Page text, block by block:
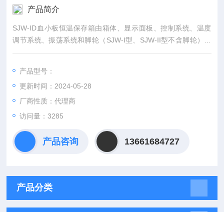
产品简介
SJW-ID血小板恒温保存箱由箱体、显示面板、控制系统、温度
调节系统、振荡系统和脚轮（SJW-I型、SJW-II型不含脚轮）组
成。
产品型号：
更新时间：2024-05-28
厂商性质：代理商
访问量：3285
产品咨询 13661684727
产品分类